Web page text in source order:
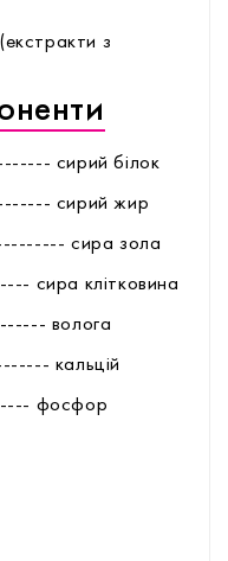
з
сирий білок
сирий жир
сира зола
сира клітковина
волога
кальцій
фоcфор